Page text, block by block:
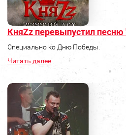
КняZz перевыпустил песню
Специально ко Дню Победы.
Читать далее